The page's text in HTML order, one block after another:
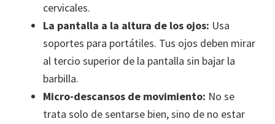
cervicales.
La pantalla a la altura de los ojos: Usa
soportes para portátiles. Tus ojos deben mirar
al tercio superior de la pantalla sin bajar la
barbilla.
Micro-descansos de movimiento: No se
trata solo de sentarse bien, sino de no estar